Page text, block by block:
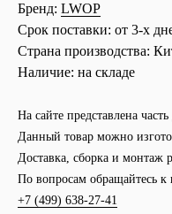
Бренд: LWOP
Срок поставки: от 3-х
Страна производства:
Наличие: на складе
На сайте представлена
Данный товар можно
Доставка, сборка и монтаж
По вопросам обращайтесь
+7 (499) 638-27-41